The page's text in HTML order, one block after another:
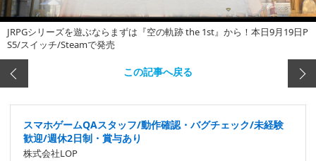
JRPGシリーズを遊ぶならまずは『空の軌跡 the 1st』から！本日9月19日P
S5/スイッチ/Steamで発売
この記事へ戻る
スマホゲームQAスタッフ/動作確認・バグチェック/未経験
歓迎/週休2日制・賞与あり
株式会社LOP